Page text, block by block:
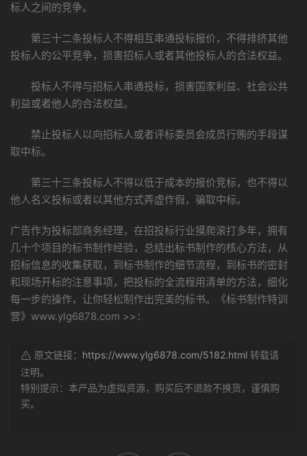
标人之间的竞争。
第三十二条投标人不得相互串通投标报价，不得排挤其他
投标人的公平竞争，损害招标人或者其他投标人的合法权益。
投标人不得与招标人串通投标，损害国家利益、社会公共
利益或者他人的合法权益。
禁止投标人以向招标人或者评标委员会成员行贿的手段谋
取中标。
第三十三条投标人不得以低于成本的报价竞标，也不得以
他人名义投标或者以其他方式弄虚作假，骗取中标。
广告作为投标部商务经理，在招投标行业摸爬滚打多年，拥有
几十个项目的标书制作经验，总结出标书制作的核心方法，从
招标信息的收集获取，到标书制作的细节流程，到标书的密封
和现场开标的注意事项，把投标的全流程用清单的方法，细化
每一步的操作，让你轻松制作出完美的标书。《标书制作特训
营》www.ylg6878.com >>：
原文链接： https://www.ylg6878.com/5182.html 转载请
注明。
特别提示：本产品为虚拟资源，购买后不退款不换货，谨慎购
买。